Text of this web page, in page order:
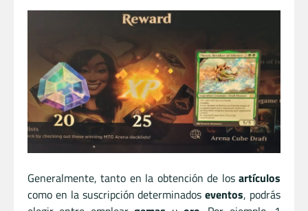
Generalmente, tanto en la obtención de los artículos
como en la suscripción determinadoseventos, podrás